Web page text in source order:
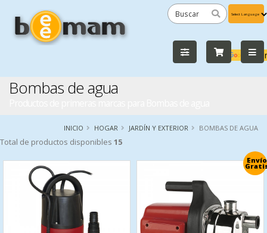
by
Bombas de agua
INICIO HOGAR JARDÍN Y EXTERIOR BOMBAS DE AGUA
Total de productos disponibles 15
Envío